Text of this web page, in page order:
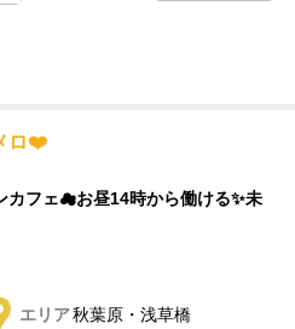
ロ❤️
カフェ☁お昼14時から働ける✨未
エリア秋葉原・浅草橋